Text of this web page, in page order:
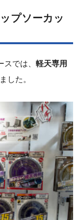
プソーカッ
では、 軽天専用
した。